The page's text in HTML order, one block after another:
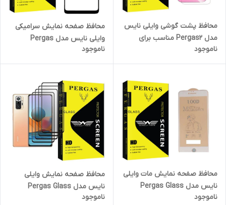
محافظ پشت گوشی وایلی نایس
مدل Pergas2 مناسب برای
گوشی موبایل اپل iPhone 16
ناموجود
محافظ صفحه نمایش سرامیکی
وایلی نایس مدل Pergas
مناسب برای گوشی موبایل ریلمی
C30
ناموجود
محافظ صفحه نمایش مات وایلی
نایس مدل Pergas Glass
مناسب برای گوشی موبایل اپل
ناموجود
محافظ صفحه نمایش وایلی
نایس مدل Pergas Glass
MIX004 مناسب برای گوشیناموجود